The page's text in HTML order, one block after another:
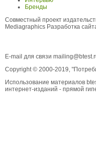
Бренды
Совместный проект
Mediagraphics Разработка
E-mail для связи
Copyright © 2000-2019,
Использование материалов
интернет-изданий - прямой